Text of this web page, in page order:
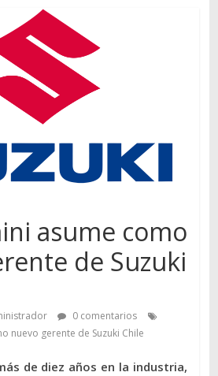
asume como
de Suzuki
0 comentarios
nuevo gerente de Suzuki Chile
de diez años en la industria,